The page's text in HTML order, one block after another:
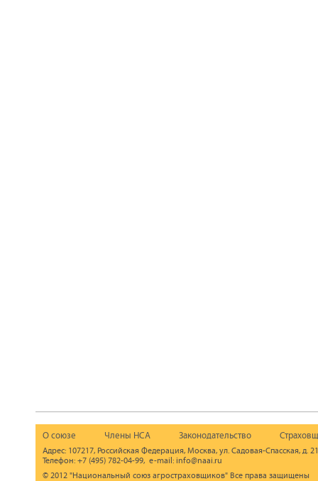
О союзе Члены НСА Законодательство
Адрес: 107217, Российская Федерация, Москва, ул. Садовая-Спасская, д.
Телефон: +7 (495) 782-04-99, e-mail: info@naai.ru
© 2012 "Национальный союз агростраховщиков" Все права защищены